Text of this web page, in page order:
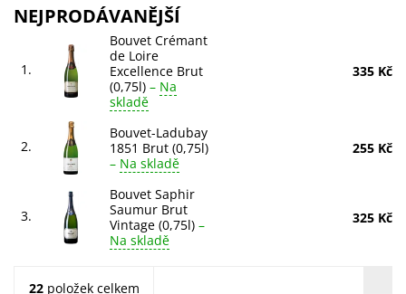
NEJPRODÁVANĚJŠÍ
1.
Bouvet Crémant
de Loire
Excellence Brut
(0,75l) – Na
skladě
335 Kč
2.
Bouvet-Ladubay
1851 Brut (0,75l)
– Na skladě
255 Kč
3.
Bouvet Saphir
Saumur Brut
Vintage (0,75l) –
Na skladě
325 Kč
22 položek celkem